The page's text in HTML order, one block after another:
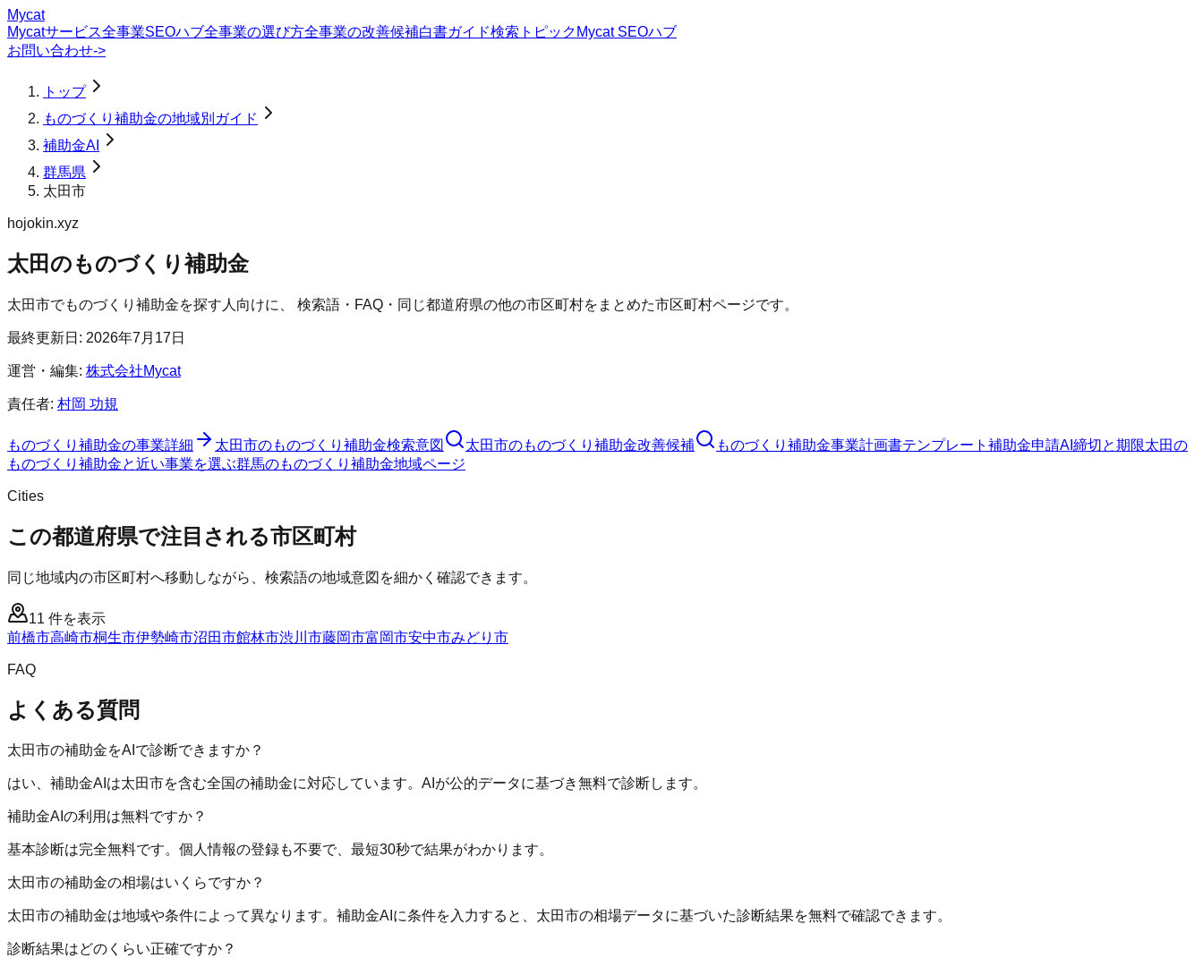
Mycat
Mycatサービス全事業SEOハブ全事業の選び方全事業の改善候補白書ガイド検索トピック Mycat SEOハブ
お問い合わせ->
トップ
ものづくり補助金の地域別ガイド
補助金AI
群馬県
太田市
hojokin.xyz
太田のものづくり補助金
太田市でものづくり補助金を探す人向けに、 検索語・FAQ・同じ都道府県の他の市区町村をまとめた市区町村ページです。
最終更新日: 2026年7月17日
運営・編集: 株式会社Mycat
責任者: 村岡 功規
ものづくり補助金の事業詳細 太田市のものづくり補助金検索意図 太田市のものづくり補助金改善候補 ものづくり補助金事業計画書テンプレート 補助金申請AI 締切と期限太田の
ものづくり補助金と近い事業を選ぶ群馬のものづくり補助金地域ページ
Cities
この都道府県で注目される市区町村
同じ地域内の市区町村へ移動しながら、検索語の地域意図を細かく確認できます。
11 件を表示
前橋市高崎市桐生市伊勢崎市沼田市館林市渋川市藤岡市富岡市安中市みどり市
FAQ
よくある質問
太田市の補助金をAIで診断できますか？
はい、補助金AIは太田市を含む全国の補助金に対応しています。AIが公的データに基づき無料で診断します。
補助金AIの利用は無料ですか？
基本診断は完全無料です。個人情報の登録も不要で、最短30秒で結果がわかります。
太田市の補助金の相場はいくらですか？
太田市の補助金は地域や条件によって異なります。補助金AIに条件を入力すると、太田市の相場データに基づいた診断結果を無料で確認できます。
診断結果はどのくらい正確ですか？